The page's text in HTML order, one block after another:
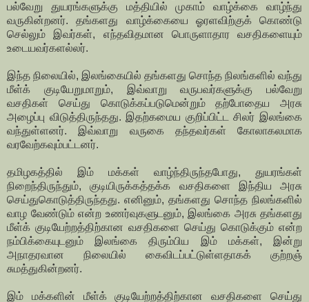
பல்வேறு துயரங்களுக்கு மத்தியில் முகாம் வாழ்க்கை வாழ்ந்து
வருகின்றனர். தங்களது வாழ்க்கையை ஓரளவிற்குக் கொண்டு
செல்லும் இவர்கள், எந்தவிதமான பொருளாதார வசதிகளையும்
உடையவர்களல்லர்.
இந்த நிலையில், இலங்கையில் தங்களது சொந்த நிலங்களில் வந்து
மீள்க் குடியேறுமாறும், இவ்வாறு வருபவர்களுக்கு பல்வேறு
வசதிகள் செய்து கொடுக்கப்படுமென்றும் தற்போதைய அரசு
அழைப்பு விடுத்திருந்தது. இதற்கமைய குறிப்பிட்ட சிலர் இலங்கை
வந்துள்ளனர். இவ்வாறு வருகை தந்தவர்கள் கோலாகலமாக
வரவேற்கவும்பட்டனர்.
தமிழகத்தில் இம் மக்கள் வாழ்ந்திருந்தபோது, துயரங்கள்
நிறைந்திருந்தும், குடியிருக்கத்தக்க வசதிகளை இந்திய அரசு
செய்துகொடுத்திருந்தது. எனினும், தங்களது சொந்த நிலங்களில்
வாழ வேண்டும் என்ற உணர்வுகளுடனும், இலங்கை அரசு தங்களது
மீள்க் குடியேற்றத்திற்கான வசதிகளை செய்து கொடுக்கும் என்ற
நம்பிக்கையுடனும் இலங்கை திரும்பிய இம் மக்கள், இன்று
அநாதரவான நிலையில் கைவிடப்பட்டுள்ளதாகக் குற்றஞ்
சுமத்துகின்றனர்.
இம் மக்களின் மீள்க் குடியேற்றத்திற்கான வசதிகளை செய்து